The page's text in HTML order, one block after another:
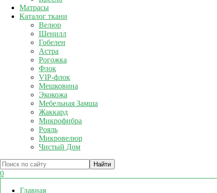
Матрасы
Каталог ткани
Велюр
Шенилл
Гобелен
Астра
Рогожка
Флок
VIP-флок
Мешковина
Экокожа
Мебельная Замша
Жаккард
Микрофибра
Рояль
Микровелюр
Чистый Дом
0
Главная